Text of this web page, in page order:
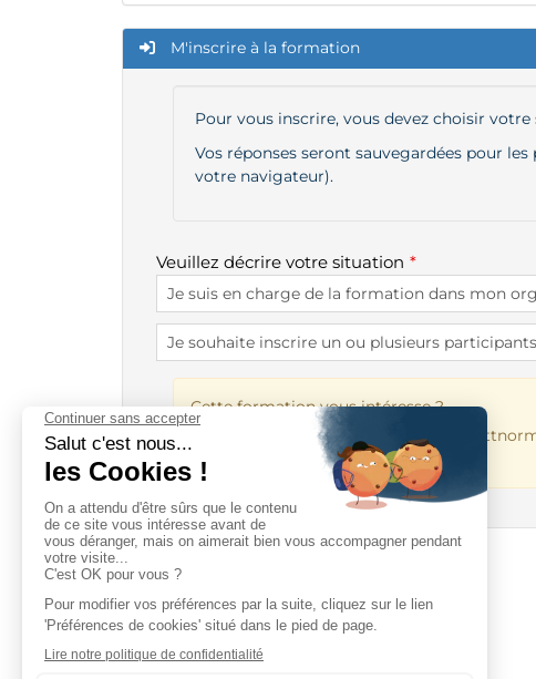
M'inscrire à la formation
Pour vous inscrire, vous devez choisir
Vos réponses seront sauvegardées pour
votre navigateur).
Veuillez décrire votre situation
Cette formation vous intéresse ?
Contactez Pauline ROGER :
la prochaine session.